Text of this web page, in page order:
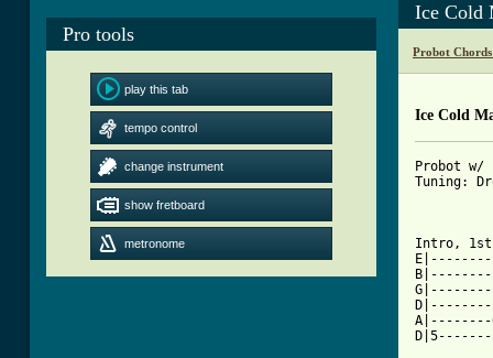
Pro tools
play this tab
tempo control
change instrument
show fretboard
metronome
Ice Cold
Probot
Ice Cold
Probot w/
Tuning:
Intro,